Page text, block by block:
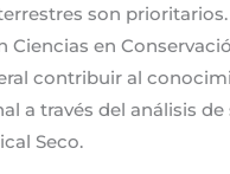
son
Ciencias en
contribuir al
a través del análisis
Seco.